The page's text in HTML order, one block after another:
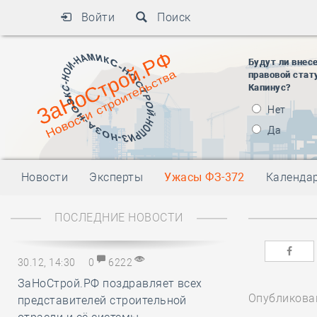
Войти Поиск
Будут ли
правовой
Капинус?
Нет
Да
Новости Эксперты Ужасы ФЗ-372
ПОСЛЕДНИЕ НОВОСТИ
30.12, 14:30 0 6222
ЗаНоСтрой.РФ поздравляет всех
представителей строительной